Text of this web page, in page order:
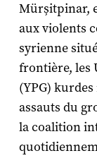
Mürșitpinar,
aux violents
syrienne
frontière, les
(YPG)
assauts du
la coalition